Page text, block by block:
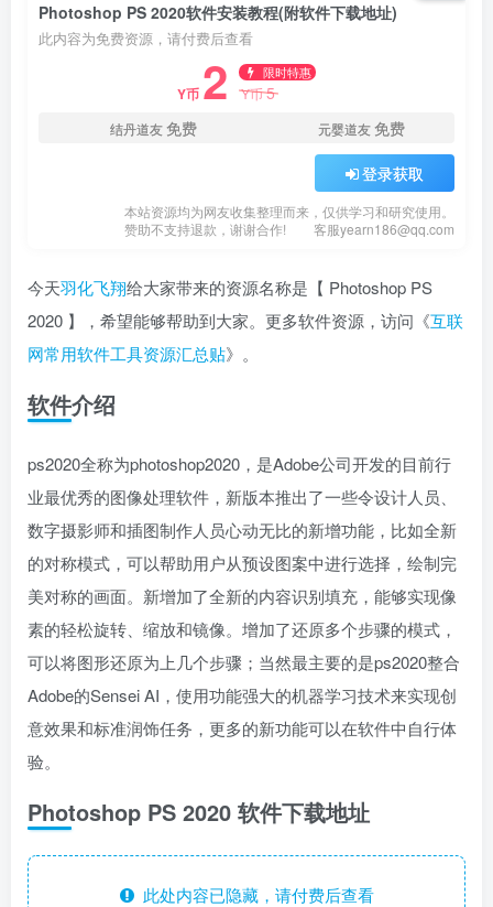
Photoshop PS 2020软件安装教程(附软件下载地址)
此内容为免费资源，请付费后查看
Y币 2 限时特惠
Y币5
结丹道友免费 元婴道友免费
登录获取
本站资源均为网友收集整理而来，仅供学习和研究使用。
赞助不支持退款，谢谢合作!
客服yearn186@qq.com
今天羽化飞翔给大家带来的资源名称是【 Photoshop PS
2020 】，希望能够帮助到大家。更多软件资源，访问《互联
网常用软件工具资源汇总贴》。
软件介绍
ps2020全称为photoshop2020，是Adobe公司开发的目前行
业最优秀的图像处理软件，新版本推出了一些令设计人员、
数字摄影师和插图制作人员心动无比的新增功能，比如全新
的对称模式，可以帮助用户从预设图案中进行选择，绘制完
美对称的画面。新增加了全新的内容识别填充，能够实现像
素的轻松旋转、缩放和镜像。增加了还原多个步骤的模式，
可以将图形还原为上几个步骤；当然最主要的是ps2020整合
Adobe的Sensei AI，使用功能强大的机器学习技术来实现创
意效果和标准润饰任务，更多的新功能可以在软件中自行体
验。
Photoshop PS 2020 软件下载地址
此处内容已隐藏，请付费后查看